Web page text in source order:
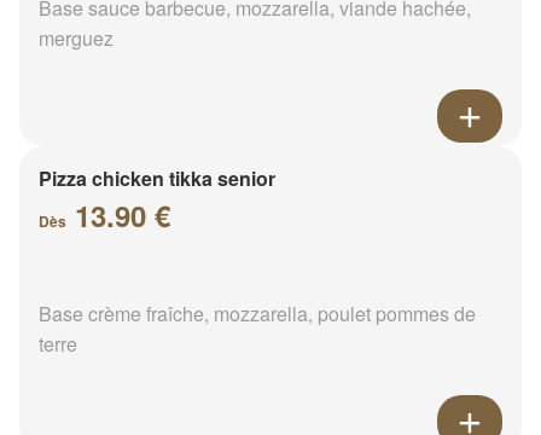
Base sauce barbecue, mozzarella, viande hachée,
merguez
Pizza chicken tikka senior
Dès 13.90 €
Base crème fraîche, mozzarella, poulet pommes de
terre